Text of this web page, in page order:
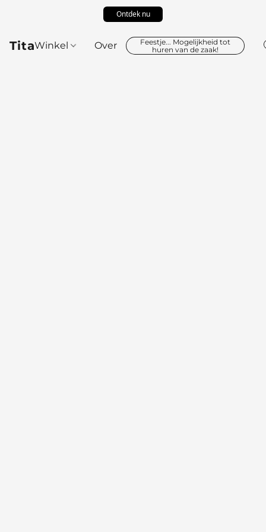
Ontdek nu
TitaWinkel Over
Feestje... Mogelijkheid tot
huren van de zaak!